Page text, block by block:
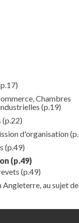
Chambres
(p.19)
(p.22)
d'organisation
(p.49)
(p.49)
(p.49)
Angleterre, au sujet de